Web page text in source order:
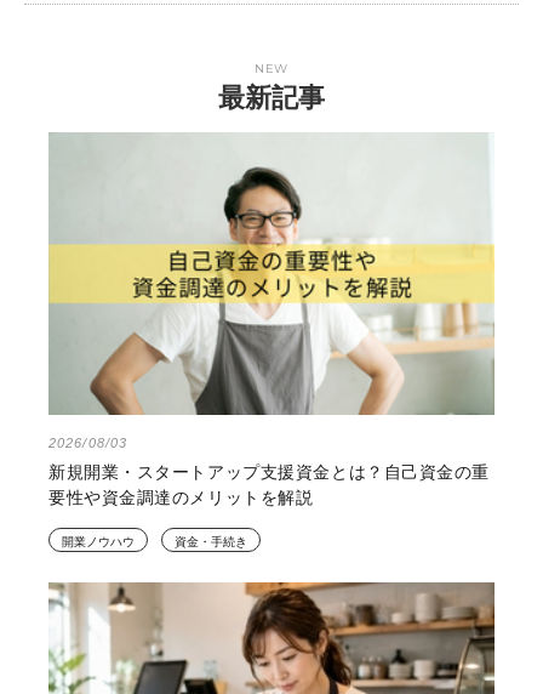
NEW
最新記事
2026/08/03
新規開業・スタートアップ支援資金とは？自己資金の重
要性や資金調達のメリットを解説
開業ノウハウ 資金・手続き